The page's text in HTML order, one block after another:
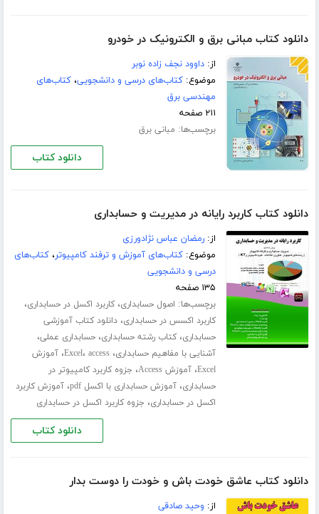
دانلود کتاب مبانی برق و الکترونیک در خودرو
از:داوود نجف زاده نوبر
موضوع:کتاب‌های درسی و دانشجویی،کتاب‌های
مهندسی برق
۲۱۱ صفحه
برچسب‌ها: مبانی برق
دانلود کتاب
دانلود کتاب کاربرد رایانه در مدیریت و حسابداری
از:رمضان عباس نژادورزی
موضوع:کتاب‌های آموزش و ترفند کامپیوتر،کتاب‌های
درسی و دانشجویی
۱۳۵ صفحه
برچسب‌ها: اصول حسابداری،کاربرد اکسل در حسابداری،
کاربرد اکسس در حسابداری،دانلود کتاب آموزشی
حسابداری،کتاب رشته حسابداری،حسابداری عملی،
آشنایی با مفاهیم حسابداری، Excel، access ،آموزش
Excel،آموزش Access ، جزوه کاربرد کامپیوتر در
حسابداری،آموزش حسابداری با اکسل pdf ،آموزش کاربرد
اکسل در حسابداری، جزوه کاربرد اکسل در حسابداری
دانلود کتاب
دانلود کتاب عاشق خودت باش و خودت را دوست بدار
از: وحید صادقی